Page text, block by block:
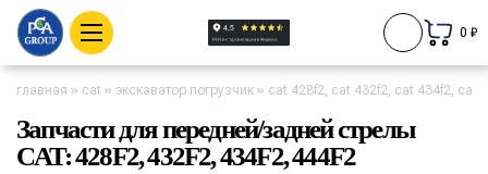
0 ₽
главная » cat » экскаватор погрузчик » cat 428f2, cat 432f2, cat 434f2, cat
Запчасти для передней/задней стрелы
CAT: 428F2, 432F2, 434F2, 444F2